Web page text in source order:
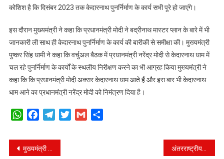
कोशिश है कि दिसंबर 2023 तक केदारनाथ पुनर्निर्माण के कार्य सभी पूरे हो जाएंगे।
इस दौरान मुख्यमंत्री ने कहा कि प्रधानमंत्री मोदी ने बद्रीनाथ मास्टर प्लान के बारे में भी
जानकारी ली साथ ही केदारनाथ पुनर्निर्माण के कार्य की बारीकी से समीक्षा की। मुख्यमंत्री
पुष्कर सिंह धामी ने कहा कि वर्चुअल बैठक में प्रधानमंत्री नरेंद्र मोदी से केदारनाथ धाम में
चल रहे पुनर्निर्माण के कार्यों के स्थलीय निरीक्षण करने का भी आग्रह किया मुख्यमंत्री ने
कहा कि कि प्रधानमंत्री मोदी अक्सर केदारनाथ धाम आते हैं और इस बार भी केदारनाथ
धाम आने का प्रधानमंत्री नरेंद्र मोदी को निमंत्रण दिया है।
WhatsAppFacebookTelegramTwitterGmail
Post
मुख्यमंत्री धामी ने गृह मंत्री अमित शाह से की मुलाकात, दैवीय आपदा को लेकर हुई चर्चा अंतरराष्ट्रीय मैच देखने स्टेडियम पहुंचे मुख्यमंत्री, खिलाड़ियों का देवभूमि में किया स्वागत